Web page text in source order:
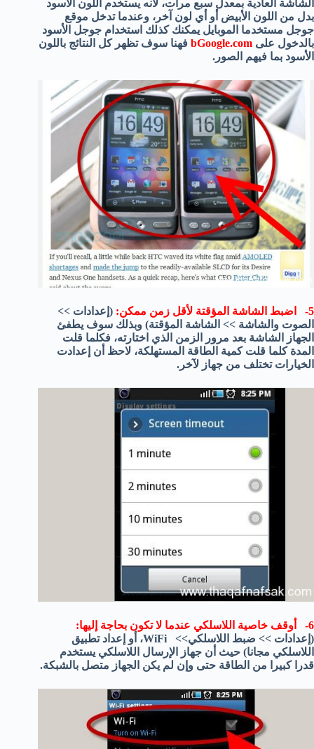
الشاشة العادية بمعدل سبع مرات، لأنه يستخدم اللون الأسود
بدل من اللون الأبيض أو أي لون آخر، وعندما تدخل موقع
جوجل مستخدما الموبايل يمكنك كذلك استخدام جوجل الأسود
بالدخول على bGoogle.com فهنا سوف تظهر كل النتائج باللون
الأسود بما فيهم الصور.
5- اضبط الشاشة المؤقتة لأقل زمن ممكن:
(إعدادات >>
الصوت والشاشة >> الشاشة المؤقتة) وبذلك سوف يطفئ
الجهاز الشاشة بعد مرور الزمن الذي اختارته، فكلما قلت
المدة كلما قلت كمية الطاقة المستهلكة، لاحظ أن إعدادت
الخيارات تختلف من جهاز لآخر.
6- أوقف خاصية اللاسلكي عندما لا تكون بحاجة إليها:
(إعدادات >> ضبط اللاسلكي>> WiFi، أو إعداد تطبيق
اللاسلكي مجانا) حيث أن جهاز الإرسال اللاسلكي يستخدم
قدرا كبيرا من الطاقة حتى وإن لم يكن الجهاز متصل بالشبكة.